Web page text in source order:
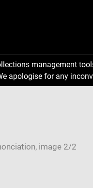
management
apologise for any